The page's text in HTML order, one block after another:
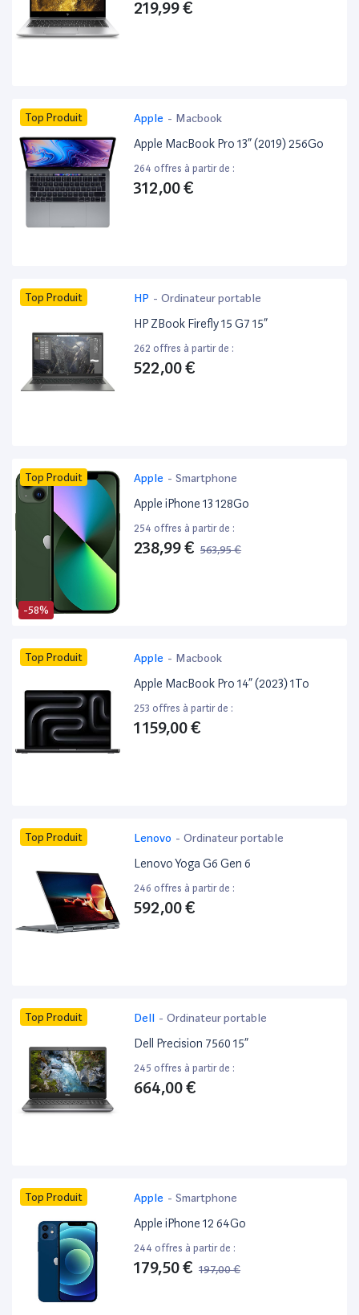
219,99 €
Top Produit Apple - Macbook
Apple MacBook Pro 13” (2019) 256Go
264 offres à partir de :
312,00 €
Top Produit HP - Ordinateur portable
HP ZBook Firefly 15 G7 15”
262 offres à partir de :
522,00 €
-58%
Top Produit Apple - Smartphone
Apple iPhone 13 128Go
254 offres à partir de :
238,99 € 563,95 €
Top Produit Apple - Macbook
Apple MacBook Pro 14” (2023) 1To
253 offres à partir de :
1 159,00 €
Top Produit Lenovo - Ordinateur portable
Lenovo Yoga G6 Gen 6
246 offres à partir de :
592,00 €
Top Produit Dell - Ordinateur portable
Dell Precision 7560 15”
245 offres à partir de :
664,00 €
Top Produit Apple - Smartphone
Apple iPhone 12 64Go
244 offres à partir de :
179,50 € 197,00 €